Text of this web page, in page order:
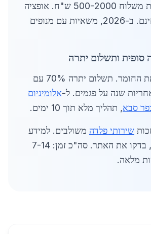
2-3 ימים. עלות משלוח 500-2000 ש"ח. אופציה
לאיסוף עצמי חינם. ב-2026, משאיות עם מנופים
במקום, בדקו את החומר. תשלום יתרה 70% עם
שנה על פגמים. ל-אלומיניום
סבא, תהליך מלא תוך 10 ימים.
שירותי פלדה משולבים. למידע
, בדקו את האתר. סה"כ זמן: 7-14
מלאה.